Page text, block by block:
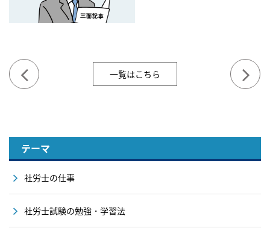
一覧はこちら
テーマ
社労士の仕事
社労士試験の勉強・学習法